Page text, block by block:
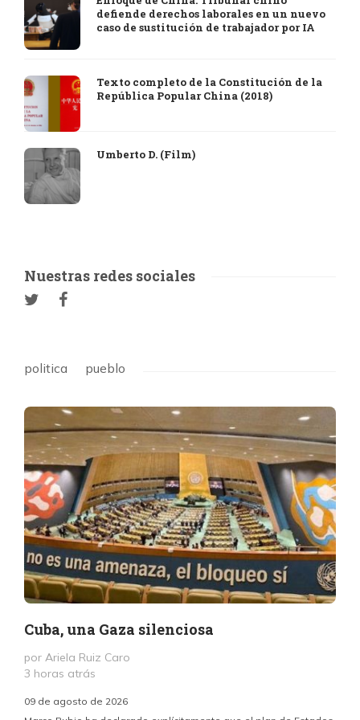
defiende derechos laborales en un nuevo
caso de sustitución de trabajador por IA
Texto completo de la Constitución de la
República Popular China (2018)
Umberto D. (Film)
Nuestras redes sociales
politica pueblo
Cuba, una Gaza silenciosa
por Ariela Ruiz Caro
3 horas atrás
09 de agosto de 2026